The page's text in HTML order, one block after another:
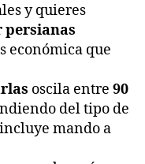
y quieres
económica que
oscila entre 90
del tipo de
mando a